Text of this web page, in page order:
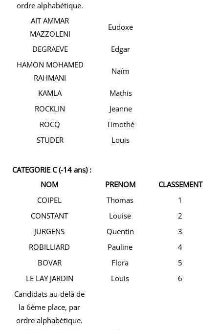
ordre alphabétique.
AIT AMMAR
MAZZOLENI
Eudoxe
DEGRAEVE
Edgar
HAMON MOHAMED
RAHMANI
Naïm
KAMLA
Mathis
ROCKLIN
Jeanne
ROCQ
Timothé
STUDER
Louis
CATEGORIE C (-14 ans) :
NOM
PRENOM
CLASSEMENT
COIPEL
Thomas
1
CONSTANT
Louise
2
JURGENS
Quentin
3
ROBILLIARD
Pauline
4
BOVAR
Flora
5
LE LAY JARDIN
Louis
6
Candidats au-delà de
la 6ème place, par
ordre alphabétique.